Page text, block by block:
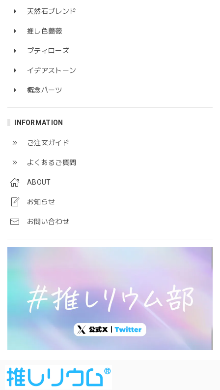
天然石ブレンド
推し色薔薇
プティローズ
イデアストーン
概念パーツ
INFORMATION
ご注文ガイド
よくあるご質問
ABOUT
お知らせ
お問い合わせ